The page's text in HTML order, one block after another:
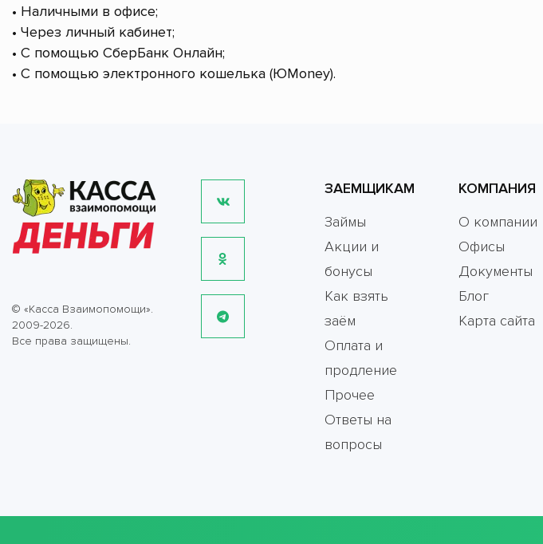
• Наличными в офисе;
• Через личный кабинет;
• С помощью СберБанк Онлайн;
• С помощью электронного кошелька (ЮMoney).
© «Касса Взаимопомощи».
2009-2026.
Все права защищены.
ЗАЕМЩИКАМ
Займы
Акции и
бонусы
Как взять
заём
Оплата и
продление
Прочее
Ответы на
вопросы
КОМПАНИЯ
О компании
Офисы
Документы
Блог
Карта сайта